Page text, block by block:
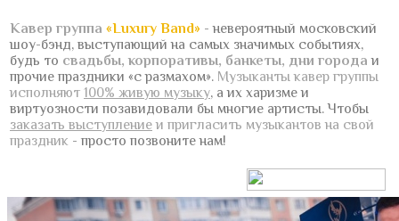
Кавер группа «Luxury Band» - невероятный московский
шоу-бэнд, выступающий на самых значимых событиях,
будь то свадьбы, корпоративы, банкеты, дни города и
прочие праздники «с размахом». Музыканты кавер группы
исполняют 100% живую музыку, а их харизме и
виртуозности позавидовали бы многие артисты.Чтобы
заказать выступлениеи пригласить музыкантов на свой
праздник - просто позвоните нам!